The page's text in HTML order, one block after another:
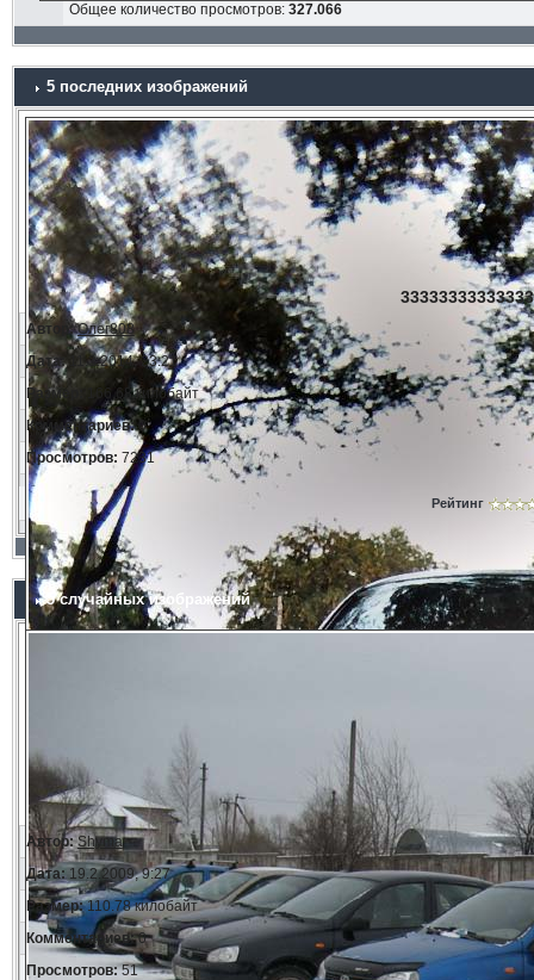
Общее количество просмотров: 327.066
5 последних изображений
Автор: Олег808
Дата: 11.3.2014, 23:21
Размер:
166.68 килобайт
Комментариев:0
Просмотров: 7231
Рейтинг
5 случайных изображений
Автор: Shyma
Дата: 19.2.2009, 9:27
Размер:110.78 килобайт
Комментариев:0
Просмотров:51